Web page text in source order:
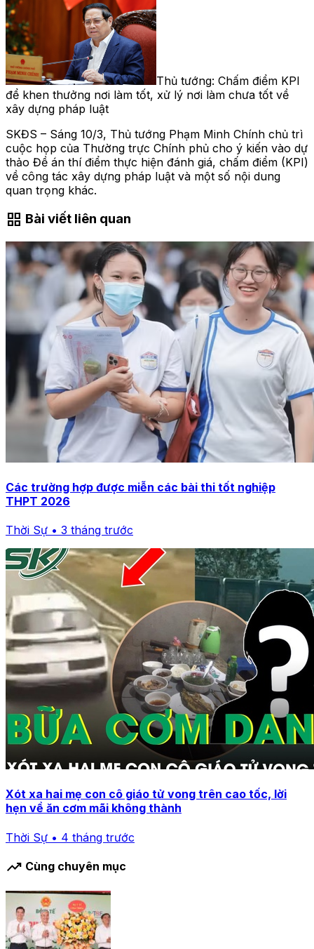
Thủ tướng: Chấm điểm KPI
để khen thưởng nơi làm tốt, xử lý nơi làm chưa tốt về
xây dựng pháp luật
SKĐS – Sáng 10/3, Thủ tướng Phạm Minh Chính chủ trì
cuộc họp của Thường trực Chính phủ cho ý kiến vào dự
thảo Đề án thí điểm thực hiện đánh giá, chấm điểm (KPI)
về công tác xây dựng pháp luật và một số nội dung
quan trọng khác.
grid_view Bài viết liên quan
Các trường hợp được miễn các bài thi tốt nghiệp
THPT 2026
Thời Sự • 3 tháng trước
Xót xa hai mẹ con cô giáo tử vong trên cao tốc, lời
hẹn về ăn cơm mãi không thành
Thời Sự • 4 tháng trước
trending_up Cùng chuyên mục